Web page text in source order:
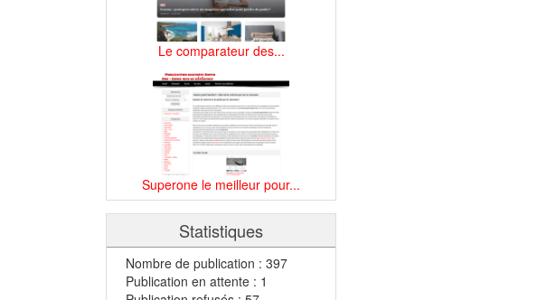
Le comparateur des...
Superone le meilleur pour...
Statistiques
Nombre de publication : 397
Publication en attente : 1